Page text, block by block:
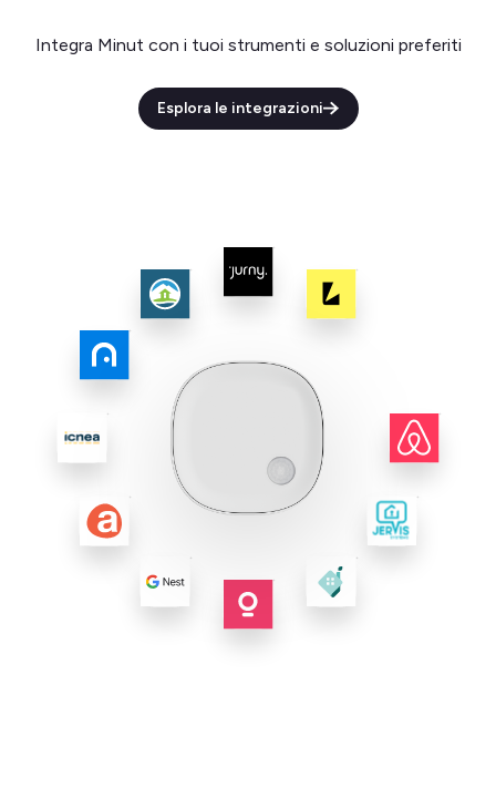
Integra Minut con i tuoi strumenti e soluzioni preferiti
Esplora le integrazioni